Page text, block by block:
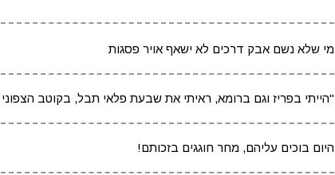
מי שלא נשם אבק דרכים לא ישאף אויר פסגות
"הייתי בפריז וגם ברומא, ראיתי את שבעת פלאי תבל, בקוטב
היום בוכים עליהם, מחר חוגגים בזכותם!